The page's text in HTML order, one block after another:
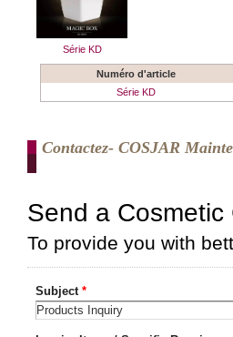
Série KD
Numéro d'article
Série KD
Contactez- COSJAR